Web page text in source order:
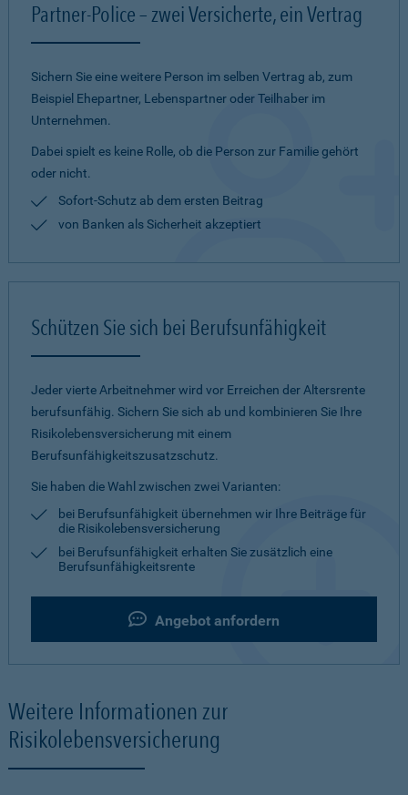
Partner-Police – zwei Versicherte, ein Vertrag
Sichern Sie eine weitere Person im selben Vertrag ab, zum
Beispiel Ehepartner, Lebenspartner oder Teilhaber im
Unternehmen.
Dabei spielt es keine Rolle, ob die Person zur Familie gehört
oder nicht.
Sofort-Schutz ab dem ersten Beitrag
von Banken als Sicherheit akzeptiert
Schützen Sie sich bei Berufsunfähigkeit
Jeder vierte Arbeitnehmer wird vor Erreichen der Altersrente
berufsunfähig. Sichern Sie sich ab und kombinieren Sie Ihre
Risikolebensversicherung mit einem
Berufsunfähigkeitszusatzschutz.
Sie haben die Wahl zwischen zwei Varianten:
bei Berufsunfähigkeit übernehmen wir Ihre Beiträge für
die Risikolebensversicherung
bei Berufsunfähigkeit erhalten Sie zusätzlich eine
Berufsunfähigkeitsrente
Angebot anfordern
Weitere Informationen zur
Risikolebensversicherung